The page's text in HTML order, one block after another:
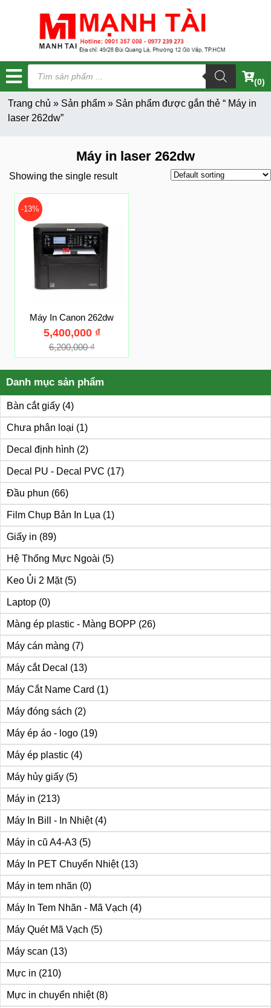
Tìm
kiếm
sản
phẩm
(0)
Trang chủ » Sản phẩm» Sản phẩm được gắn thẻ “ Máy in
laser 262dw”
Máy in laser 262dw
Danh mục sản phẩm
Bàn cắt giấy (4)
Chưa phân loại (1)
Decal định hình (2)
Decal PU - Decal PVC (17)
Đầu phun (66)
Film Chụp Bản In Lụa (1)
Giấy in (89)
Hệ Thống Mực Ngoài (5)
Keo Ủi 2 Mặt (5)
Laptop (0)
Màng ép plastic - Màng BOPP (26)
Máy cán màng (7)
Máy cắt Decal (13)
Máy Cắt Name Card (1)
Máy đóng sách (2)
Máy ép áo - logo (19)
Máy ép plastic (4)
Máy hủy giấy (5)
Máy in (213)
Máy In Bill - In Nhiệt (4)
Máy in cũ A4-A3 (5)
Máy In PET Chuyển Nhiệt (13)
Máy in tem nhãn (0)
Máy In Tem Nhãn - Mã Vạch (4)
Máy Quét Mã Vạch (5)
Máy scan (13)
Mực in (210)
Mực in chuyển nhiệt (8)
Showing the single result
-13%
Máy In Canon 262dw
6,200,000₫
5,400,000 ₫